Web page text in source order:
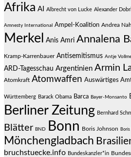
Afrika AI Albrecht von Lucke Alexander
Amnesty International Ampel-Koalition Andrea
Merkel
Anis Amri Annalena
Kramp-Karrenbauer Antisemitismus Antje
ARD-Tagesschau Argentinien Armin
Atomkraft Atomwaffen Auswärtiges
Württemberg Barack Obama Barca Bayer-Monsanto
Berliner Zeitung Bernhard
Blätter BND Bonn Boris Johnson Boris
Mönchengladbach
bruchstuecke.info Bundeskanzler*in